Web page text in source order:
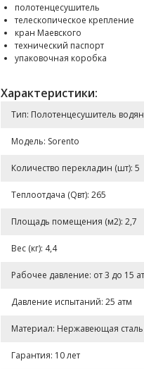
полотенцесушитель
телескопическое крепление
кран Маевского
технический паспорт
упаковочная коробка
Характеристики:
Тип: Полотенцесушитель
Модель: Sorento
Количество перекладин (шт): 5
Теплоотдача (Qвт): 265
Площадь помещения (м2): 2,7
Вес (кг): 4,4
Рабочее давление: от 3 до 15
Давление испытаний: 25 атм
Материал: Нержавеющая сталь
Гарантия: 10 лет